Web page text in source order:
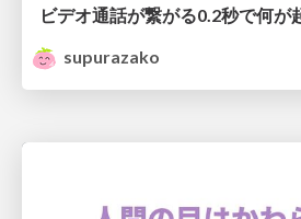
ビデオ通話が繋がる0.2秒で何が
supurazako